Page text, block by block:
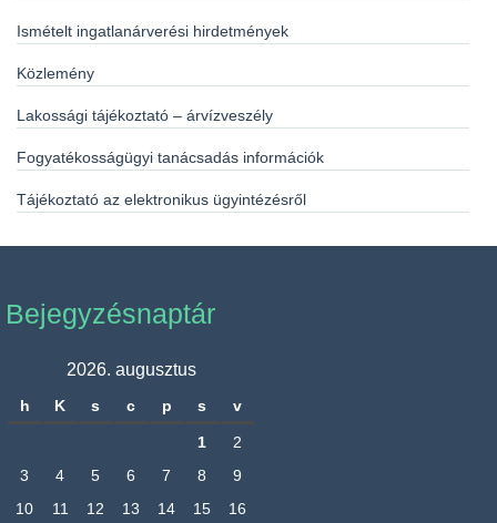
Ismételt ingatlanárverési hirdetmények
Közlemény
Lakossági tájékoztató – árvízveszély
Fogyatékosságügyi tanácsadás információk
Tájékoztató az elektronikus ügyintézésről
Bejegyzésnaptár
2026. augusztus
h K s c p s v
1
2
3
4 5 6 7 8
9
10
11 12 13 14 15
16